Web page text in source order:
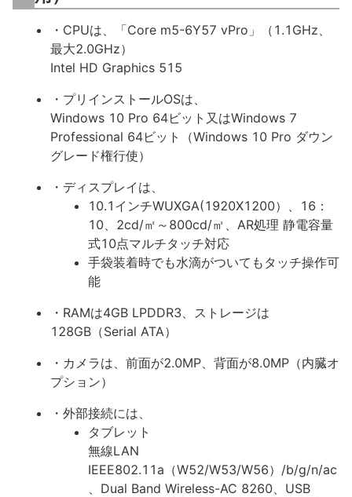
・CPUは、「Core m5-6Y57 vPro」（1.1GHz、
最大2.0GHz）
Intel HD Graphics 515
・プリインストールOSは、
Windows 10 Pro 64ビット又はWindows 7
Professional 64ビット（Windows 10 Pro ダウン
グレード権行使）
・ディスプレイは、
10.1インチWUXGA(1920X1200）、16：
10、2cd/㎡～800cd/㎡、AR処理 静電容量
式10点マルチタッチ対応
手袋装着時でも水滴がついてもタッチ操作可
能
・RAMは4GB LPDDR3、ストレージは
128GB（Serial ATA）
・カメラは、前面が2.0MP、背面が8.0MP（内臓オ
プション）
・外部接続には、
タブレット
無線LAN
IEEE802.11a（W52/W53/W56）/b/g/n/ac
、Dual Band Wireless-AC 8260、USB